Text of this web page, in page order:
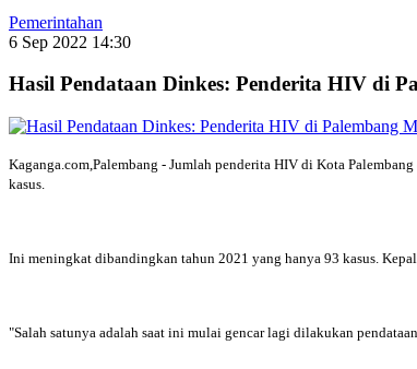
Pemerintahan
6 Sep 2022 14:30
Hasil Pendataan Dinkes: Penderita HIV di
Kaganga.com,Palembang - Jumlah penderita HIV di Kota
kasus.
Ini meningkat dibandingkan tahun 2021 yang hanya 93 kasus.
"Salah satunya adalah saat ini mulai gencar lagi dilakukan